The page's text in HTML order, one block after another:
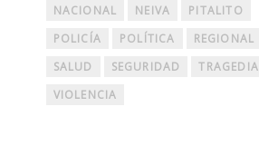
NACIONAL
NEIVA
PITALITO
POLICÍA
POLÍTICA
REGIONAL
SALUD
SEGURIDAD
TRAGEDIA
VIOLENCIA